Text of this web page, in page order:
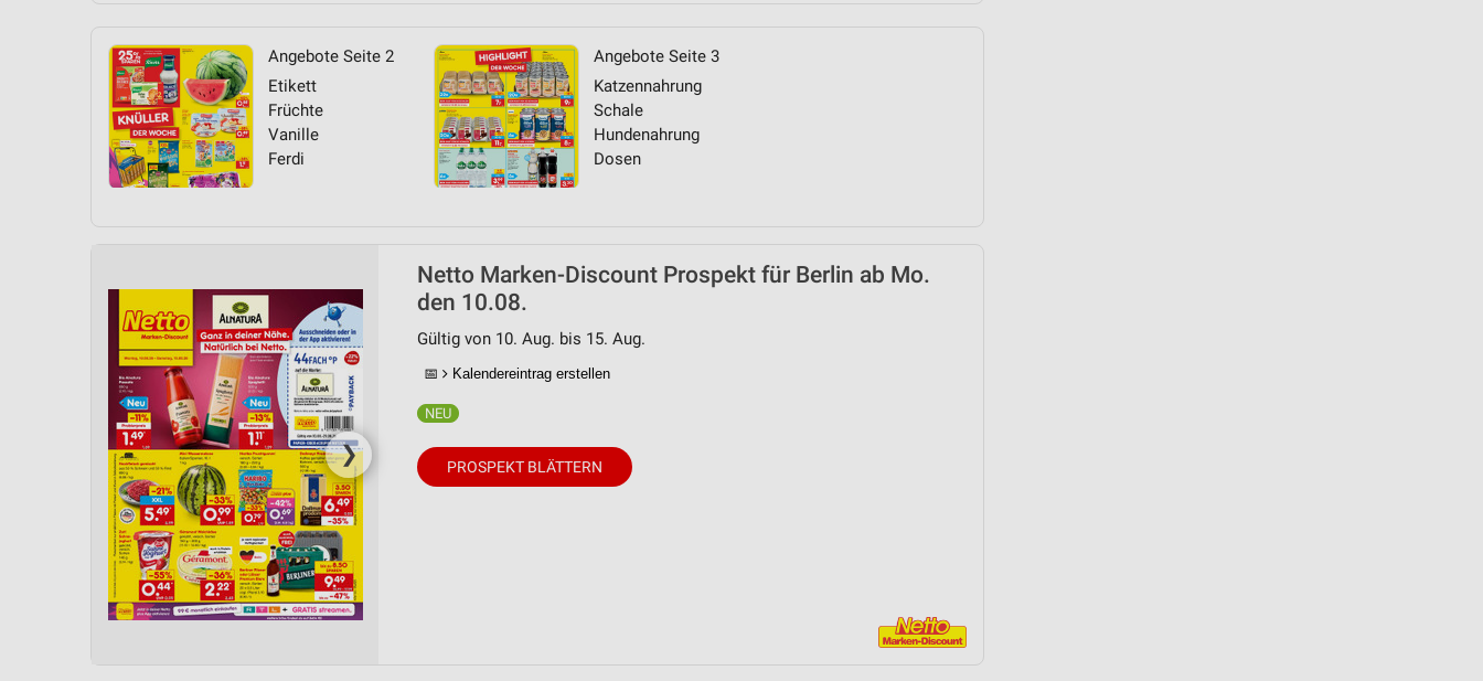
Angebote Seite 2
Etikett
Früchte
Vanille
Ferdi
Angebote Seite 3
Katzennahrung
Schale
Hundenahrung
Dosen
❯
Netto Marken-Discount Prospekt für Berlin ab Mo.
den 10.08.
Gültig von 10. Aug. bis 15. Aug.
📅 Kalendereintrag erstellen
PROSPEKT BLÄTTERN
Notwendig
Performance